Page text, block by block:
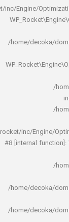
rocket/inc/
/home/
rocket/inc/
#8
/home/
/home/